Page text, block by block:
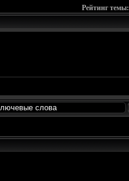
Рейтинг темы: